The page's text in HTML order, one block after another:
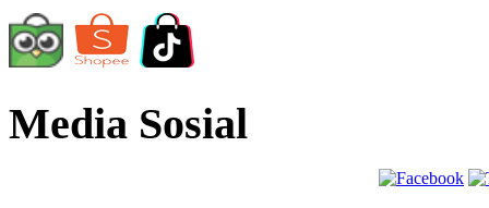
Media Sosial